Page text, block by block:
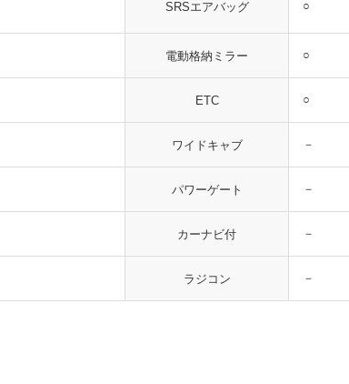
SRSエアバッグ ○
電動格納ミラー ○
ETC ○
ワイドキャブ －
パワーゲート －
カーナビ付 －
ラジコン －